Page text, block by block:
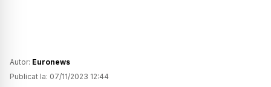
Autor: Euronews
Publicat la: 07/11/2023 12:44